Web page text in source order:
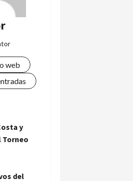
web
y
Torneo
del